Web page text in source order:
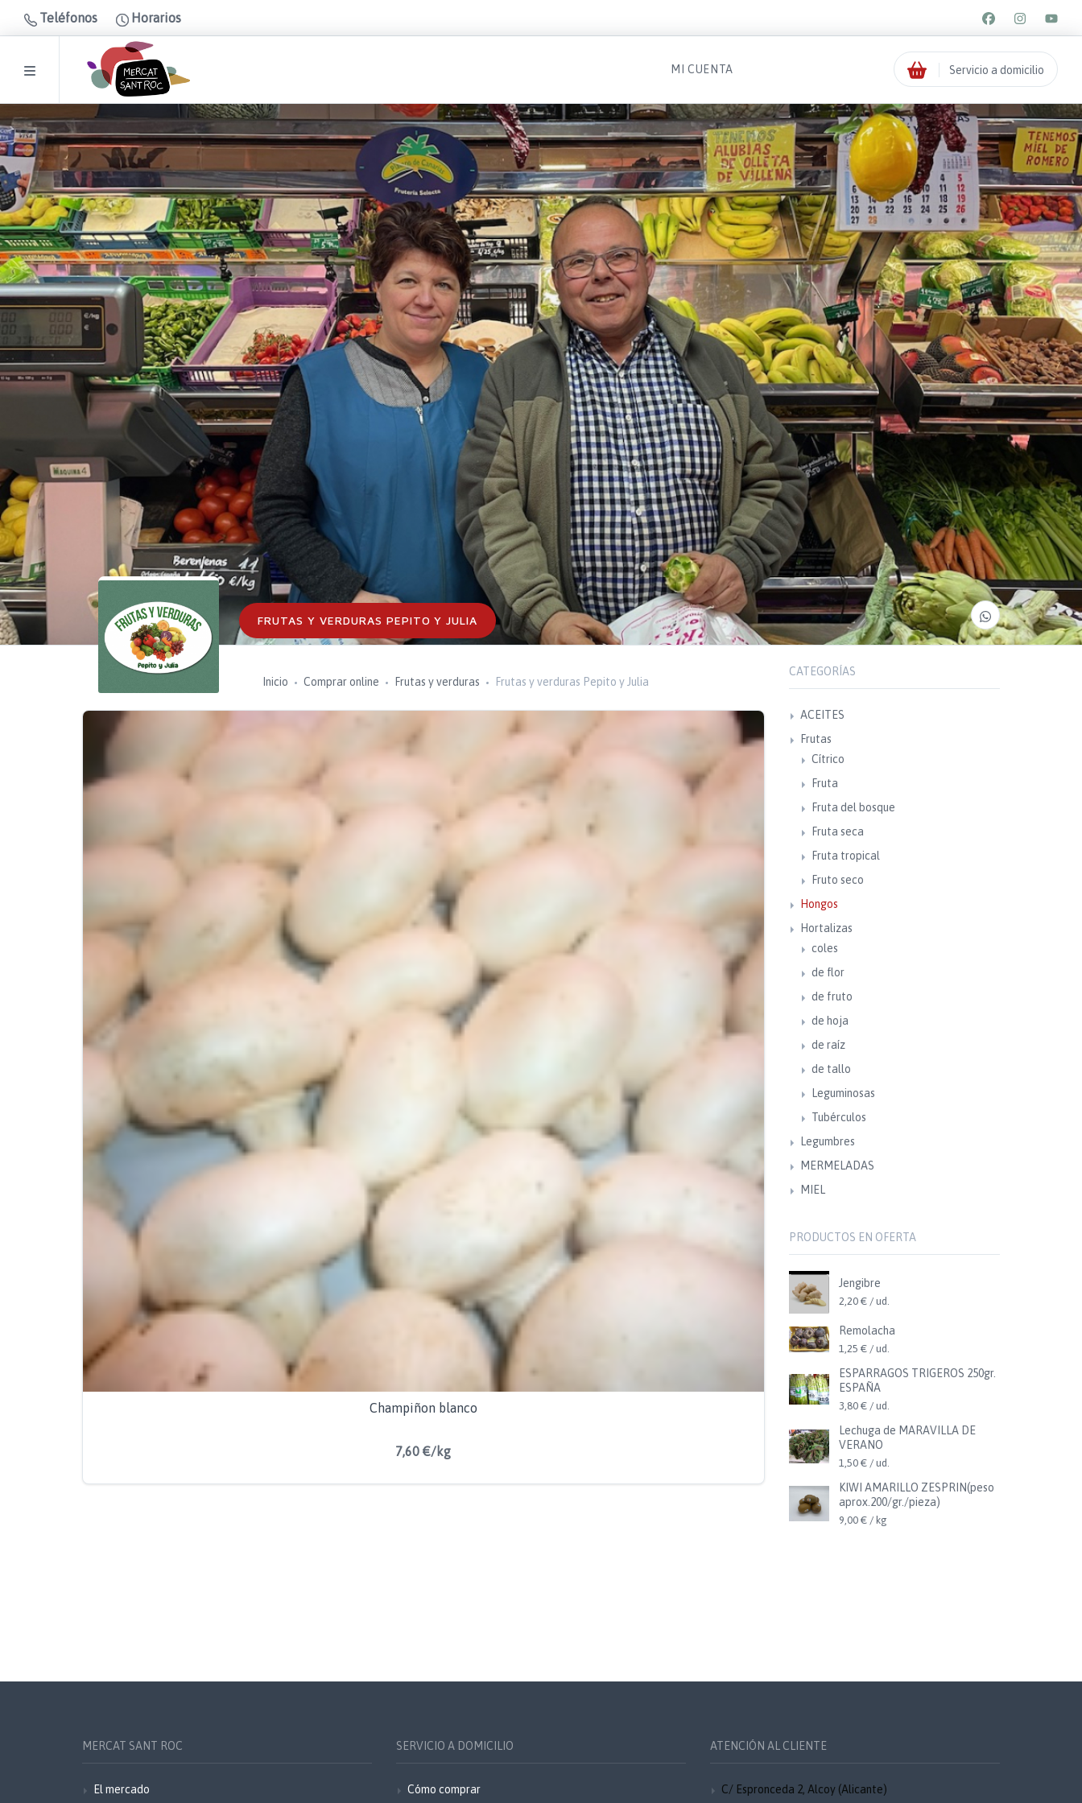
Teléfonos Horarios
MI CUENTA Servicio a domicilio
FRUTAS Y VERDURAS PEPITO Y JULIA
Inicio Comprar online Frutas y verduras Frutas y verduras Pepito y Julia
Champiñon blanco
7,60 €/kg
CATEGORÍAS
ACEITES
Frutas
Cítrico
Fruta
Fruta del bosque
Fruta seca
Fruta tropical
Fruto seco
Hongos
Hortalizas
coles
de flor
de fruto
de hoja
de raíz
de tallo
Leguminosas
Tubérculos
Legumbres
MERMELADAS
MIEL
PRODUCTOS EN OFERTA
Jengibre
2,20 € / ud.
Remolacha
1,25 € / ud.
ESPARRAGOS TRIGEROS 250gr.
ESPAÑA
3,80 € / ud.
Lechuga de MARAVILLA DE
VERANO
1,50 € / ud.
KIWI AMARILLO ZESPRIN(peso
aprox.200/gr./pieza)
9,00 € / kg
MERCAT SANT ROC
El mercado
SERVICIO A DOMICILIO
Cómo comprar
ATENCIÓN AL CLIENTE
C/ Espronceda 2, Alcoy (Alicante)